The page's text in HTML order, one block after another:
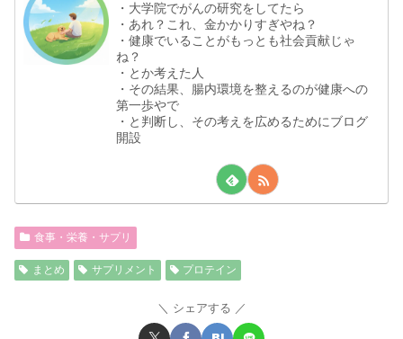
・大学院でがんの研究をしてたら
・あれ？これ、金かかりすぎやね？
・健康でいることがもっとも社会貢献じゃ
ね？
・とか考えた人
・その結果、腸内環境を整えるのが健康への
第一歩やで
・と判断し、その考えを広めるためにブログ
開設
食事・栄養・サプリ
まとめ サプリメント プロテイン
シェアする